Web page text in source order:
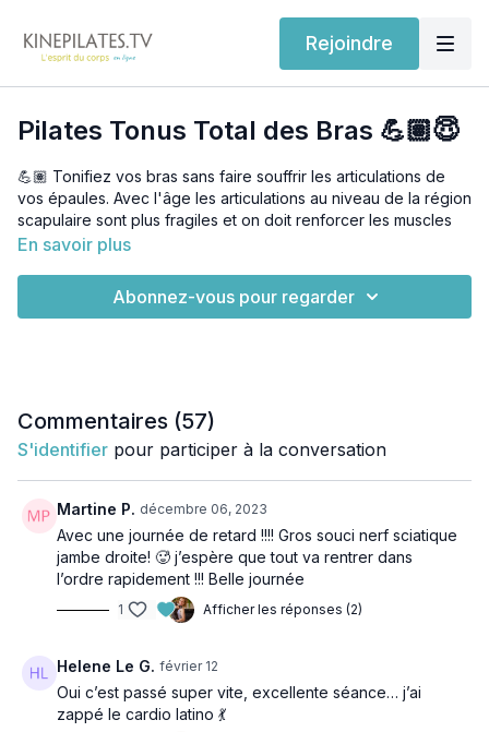
Rejoindre
Pilates Tonus Total des Bras 💪🏽😇
💪🏽 Tonifiez vos bras sans faire souffrir les articulations de
vos épaules. Avec l'âge les articulations au niveau de la région
scapulaire sont plus fragiles et on doit renforcer les muscles
stabilisateurs dans cette région pour éviter les douleurs, les
progrès augmentez le poids selon vos besoins.
Mon conseil :
débutez avec un poids léger (500g /1livre) et progresser.
En savoir plus
Abonnez-vous pour regarder
Commentaires (57)
S'identifier pour participer à la conversation
Martine P. décembre 06, 2023
Avec une journée de retard !!!! Gros souci nerf sciatique
jambe droite! 🥵 j’espère que tout va rentrer dans
l’ordre rapidement !!! Belle journée
1 Afficher les réponses (2)
Helene Le G. février 12
Oui c’est passé super vite, excellente séance… j’ai
zappé le cardio latino 💃